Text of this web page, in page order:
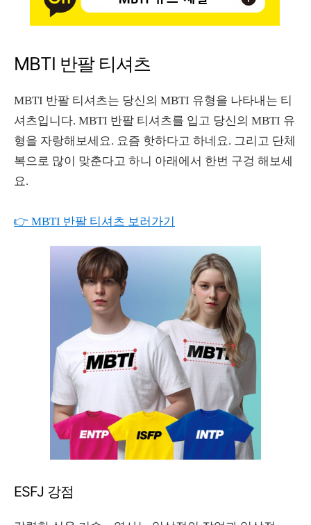
MBTI 반팔 티셔츠
MBTI 반팔 티셔츠는 당신의 MBTI 유형을 나타내는 티
셔츠입니다. MBTI 반팔 티셔츠를 입고 당신의 MBTI 유
형을 자랑해보세요. 요즘 핫하다고 하네요. 그리고 단체
복으로 많이 맞춘다고 하니 아래에서 한번 구겅 해보세
요.
👉 MBTI 반팔 티셔츠 보러가기
ESFJ 강점